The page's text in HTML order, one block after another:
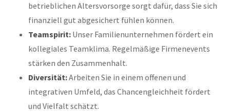
betrieblichen Altersvorsorge sorgt dafür, dass Sie sich
finanziell gut abgesichert fühlen können.
Teamspirit: Unser Familienunternehmen fördert ein
kollegiales Teamklima. Regelmäßige Firmenevents
stärken den Zusammenhalt.
Diversität:Arbeiten Sie in einem offenen und
integrativen Umfeld, das Chancengleichheit fördert
und Vielfalt schätzt.